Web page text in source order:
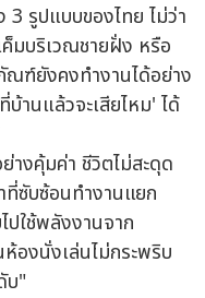
รูปแบบของไทย ไม่ว่า
มบริเวณชายฝั่ง หรือ
ณฑ์ยังคงทำงานได้อย่าง
านแล้วจะเสียไหม' ได้
งคุ้มค่า ชีวิตไม่สะดุด
ซับซ้อนทำงานแยก
ปใช้พลังงานจาก
องนั่งเล่นไม่กระพริบ
บ"